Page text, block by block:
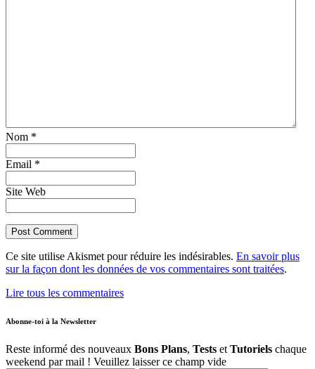
Nom *
Email *
Site Web
Ce site utilise Akismet pour réduire les indésirables. En savoir plus
sur la façon dont les données de vos commentaires sont traitées.
Lire tous les commentaires
Abonne-toi à la Newsletter
Reste informé des nouveaux Bons Plans, Tests et Tutoriels chaque
weekend par mail ! Veuillez laisser ce champ vide